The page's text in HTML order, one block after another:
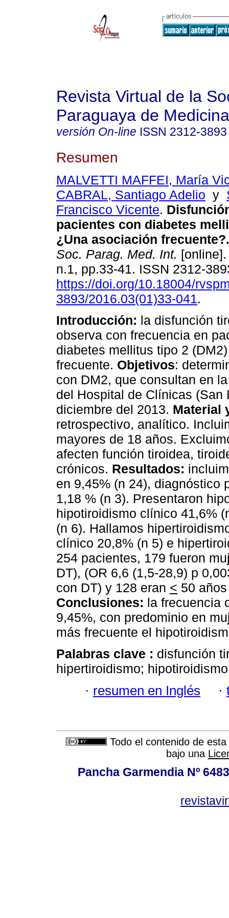
Revista Virtual de la
Paraguaya de
versión On-line ISSN 2312-3893
Resumen
MALVETTI MAFFEI, María
CABRAL, Santiago Adelio y
Francisco Vicente.
pacientes con diabetes
¿Una asociación frecuente?.
Soc. Parag. Med. Int.
n.1, pp.33-41. ISSN 2312-
https://doi.org/10.18004/
3893/2016.03(01)33-041.
Introducción: la disfunción
observa con frecuencia en
diabetes mellitus tipo 2
frecuente. Objetivos:
con DM2, que consultan en
del Hospital de Clínicas (San
diciembre del 2013. Material
retrospectivo, analítico.
mayores de 18 años.
afecten función tiroidea,
crónicos. Resultados:
en 9,45% (n 24), diagnóstico
1,18 % (n 3). Presentaron
hipotiroidismo clínico 41,6%
(n 6). Hallamos
clínico 20,8% (n 5) e
254 pacientes, 179 fueron
DT), (OR 6,6 (1,5-28,9) p
con DT) y 128 eran < 50
Conclusiones: la frecuencia
9,45%, con predominio en
más frecuente el
Palabras clave : disfunción
hipertiroidismo;
· resumen en Inglés ·
Todo el contenido de
bajo una
Pancha Garmendia Nº